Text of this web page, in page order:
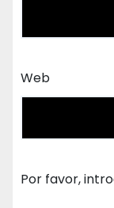
Web
Por favor,